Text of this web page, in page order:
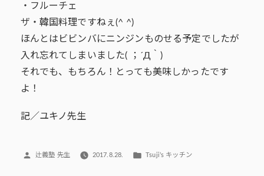
・フルーチェ
ザ・韓国料理ですねぇ(^ ^)
ほんとはビビンバにニンジンものせる予定でしたが
入れ忘れてしまいました( ；´Д｀)
それでも、もちろん！とっても美味しかったです
よ！
記／ユキノ先生
投
辻義塾 先生 2017.8.28.
カ
Tsuji’s キッチン